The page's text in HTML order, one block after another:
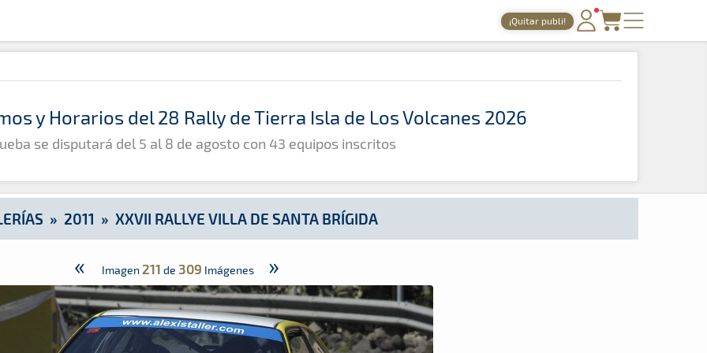
¡Quitar publi!
PORTADA
TIEMPOS ONLINE
GALERÍAS
ARCHIVO
y Horarios del 28 Rally de Tierra Isla de Los Volcanes 2026
se disputará del 5 al 8 de agosto con 43 equipos inscritos
» 2011 » XXVII RALLYE VILLA DE SANTA BRÍGIDA
« Imagen 211 de 309 Imágenes »